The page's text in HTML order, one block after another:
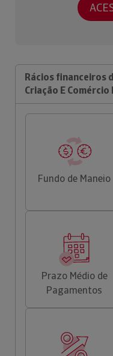
Rácios financeiros
Criação E Comércio
Fundo de Maneio
Prazo Médio de
Pagamentos